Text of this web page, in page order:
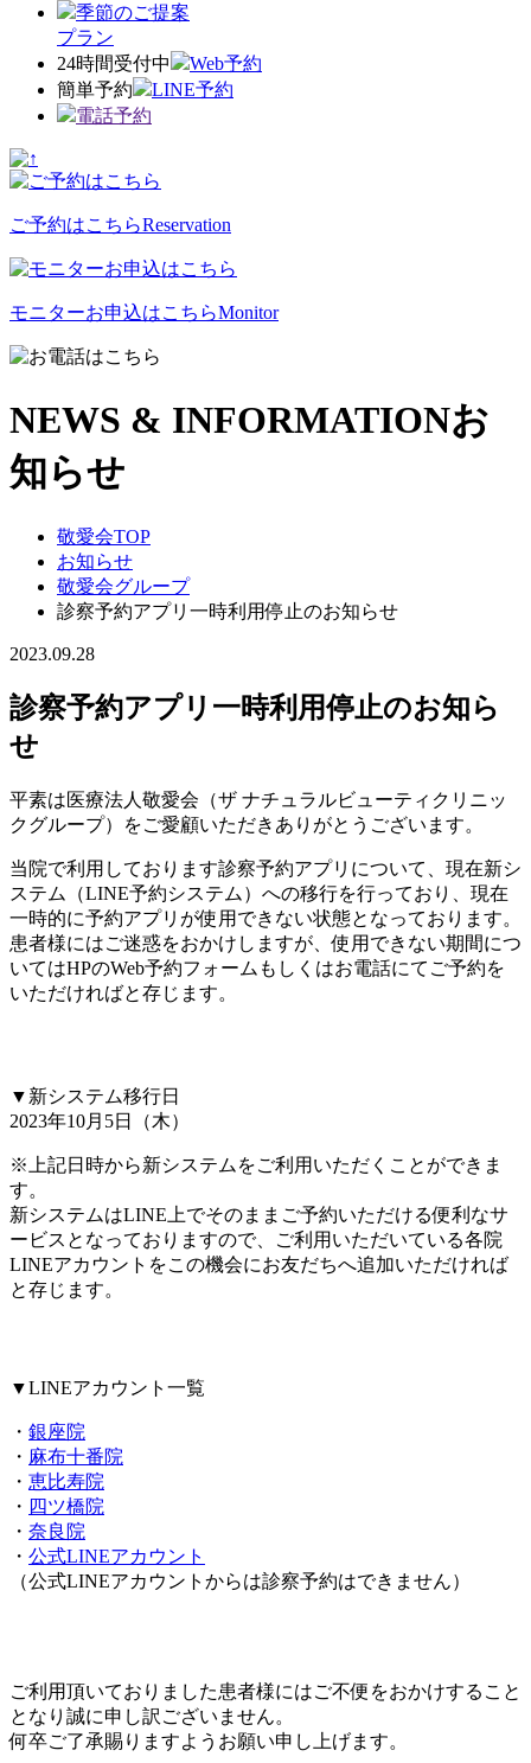
季節のご提案
プラン
24時間受付中
Web予約
簡単予約
LINE予約
電話予約
ご予約はこちらReservation
モニターお申込はこちらMonitor
NEWS & INFORMATIONお
知らせ
敬愛会TOP
お知らせ
敬愛会グループ
診察予約アプリ一時利用停止のお知らせ
2023.09.28
診察予約アプリ一時利用停止のお知ら
せ
平素は医療法人敬愛会（ザ ナチュラルビューティクリニッ
クグループ）をご愛顧いただきありがとうございます。
当院で利用しております診察予約アプリについて、現在新シ
ステム（LINE予約システム）への移行を行っており、現在
一時的に予約アプリが使用できない状態となっております。
患者様にはご迷惑をおかけしますが、使用できない期間につ
いてはHPのWeb予約フォームもしくはお電話にてご予約を
いただければと存じます。
▼新システム移行日
2023年10月5日（木）
※上記日時から新システムをご利用いただくことができま
す。
新システムはLINE上でそのままご予約いただける便利なサ
ービスとなっておりますので、ご利用いただいている各院
LINEアカウントをこの機会にお友だちへ追加いただければ
と存じます。
▼LINEアカウント一覧
・ 銀座院
・ 麻布十番院
・ 恵比寿院
・ 四ツ橋院
・ 奈良院
・ 公式LINEアカウント
（公式LINEアカウントからは診察予約はできません）
ご利用頂いておりました患者様にはご不便をおかけすること
となり誠に申し訳ございません。
何卒ご了承賜りますようお願い申し上げます。